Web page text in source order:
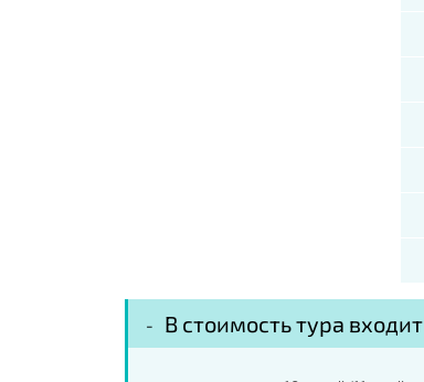
В стоимость тура входит